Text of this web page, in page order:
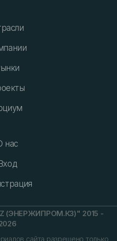
нас
(ЭНЕРЖИПРОМ.КЗ)" 2015 -
сайта разрешено только